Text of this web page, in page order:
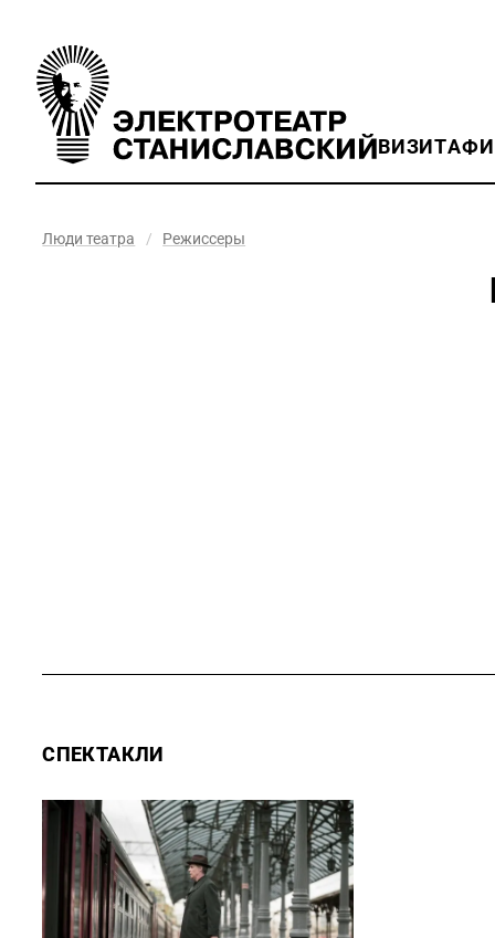
ВИЗИТ
Люди театра / Режиссеры
СПЕКТАКЛИ